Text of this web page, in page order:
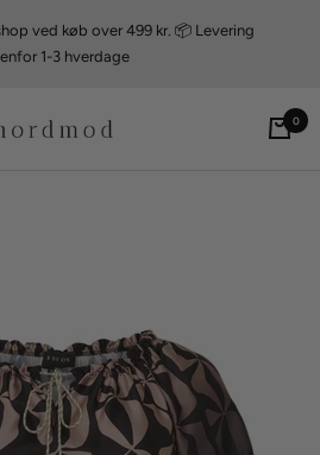
ved køb over 499 kr. 📦 Levering
1-3 hverdage
0